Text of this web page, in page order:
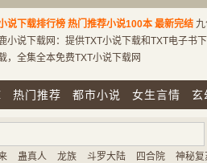
说下载排行榜 热门推荐小说100本 最新完结
小说下载网：提供TXT小说下载和TXT电子书下
，全集全本免费TXT小说下载网
热门推荐 都市小说 女生言情 玄
蛊真人 龙族 斗罗大陆 四合院 神秘复